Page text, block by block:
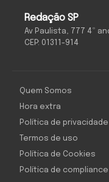
Redação SP
Av Paulista, 777 4º
CEP: 01311-914
Quem Somos
Hora extra
Política de privacidade
Termos de uso
Política de Cookies
Política de compliance